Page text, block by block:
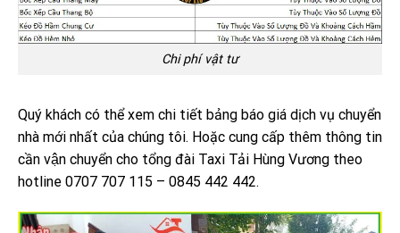
Chi phí vật tư
Quý khách có thể xem chi tiết bảng báo giá dịch vụ chuyển
nhà mới nhất của chúng tôi. Hoặc cung cấp thêm thông tin
cần vận chuyển cho tổng đài Taxi Tải Hùng Vương theo
hotline 0707 707 115 – 0845 442 442.